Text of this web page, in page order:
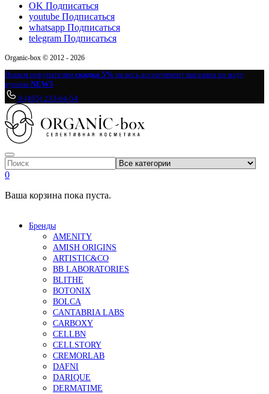
OK Подписаться
youtube Подписаться
whatsapp Подписаться
telegram Подписаться
Organic-box © 2012 - 2026
Новым покупателям скидка 5% на весь ассортимент магазина по коду
купона NEW5
8 (495) 233-64-54
0
Ваша корзина пока пуста.
Бренды
AMENITY
AMISH ORIGINS
ARTISTIC&CO
BB LABORATORIES
BLITHE
BOTONIX
BOLCA
CANTABRIA LABS
CARBOXY
CELLBN
CELLSTORY
CREMORLAB
DAFNI
DARIQUE
DERMATIME